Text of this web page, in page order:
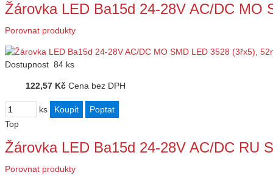
Žárovka LED Ba15d 24-28V AC/DC
Porovnat produkty
Dostupnost 84 ks
122,57 Kč Cena bez DPH
ks
Top
Žárovka LED Ba15d 24-28V AC/DC RU
Porovnat produkty